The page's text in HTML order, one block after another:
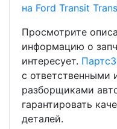
на Ford Transit
Просмотрите
информацию о
интересует.
с ответственными
разборщиками
гарантировать
деталей.